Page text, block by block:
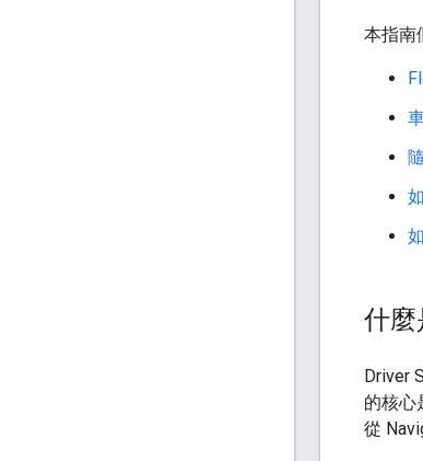
本指南
什麼
Driver
的核心
從